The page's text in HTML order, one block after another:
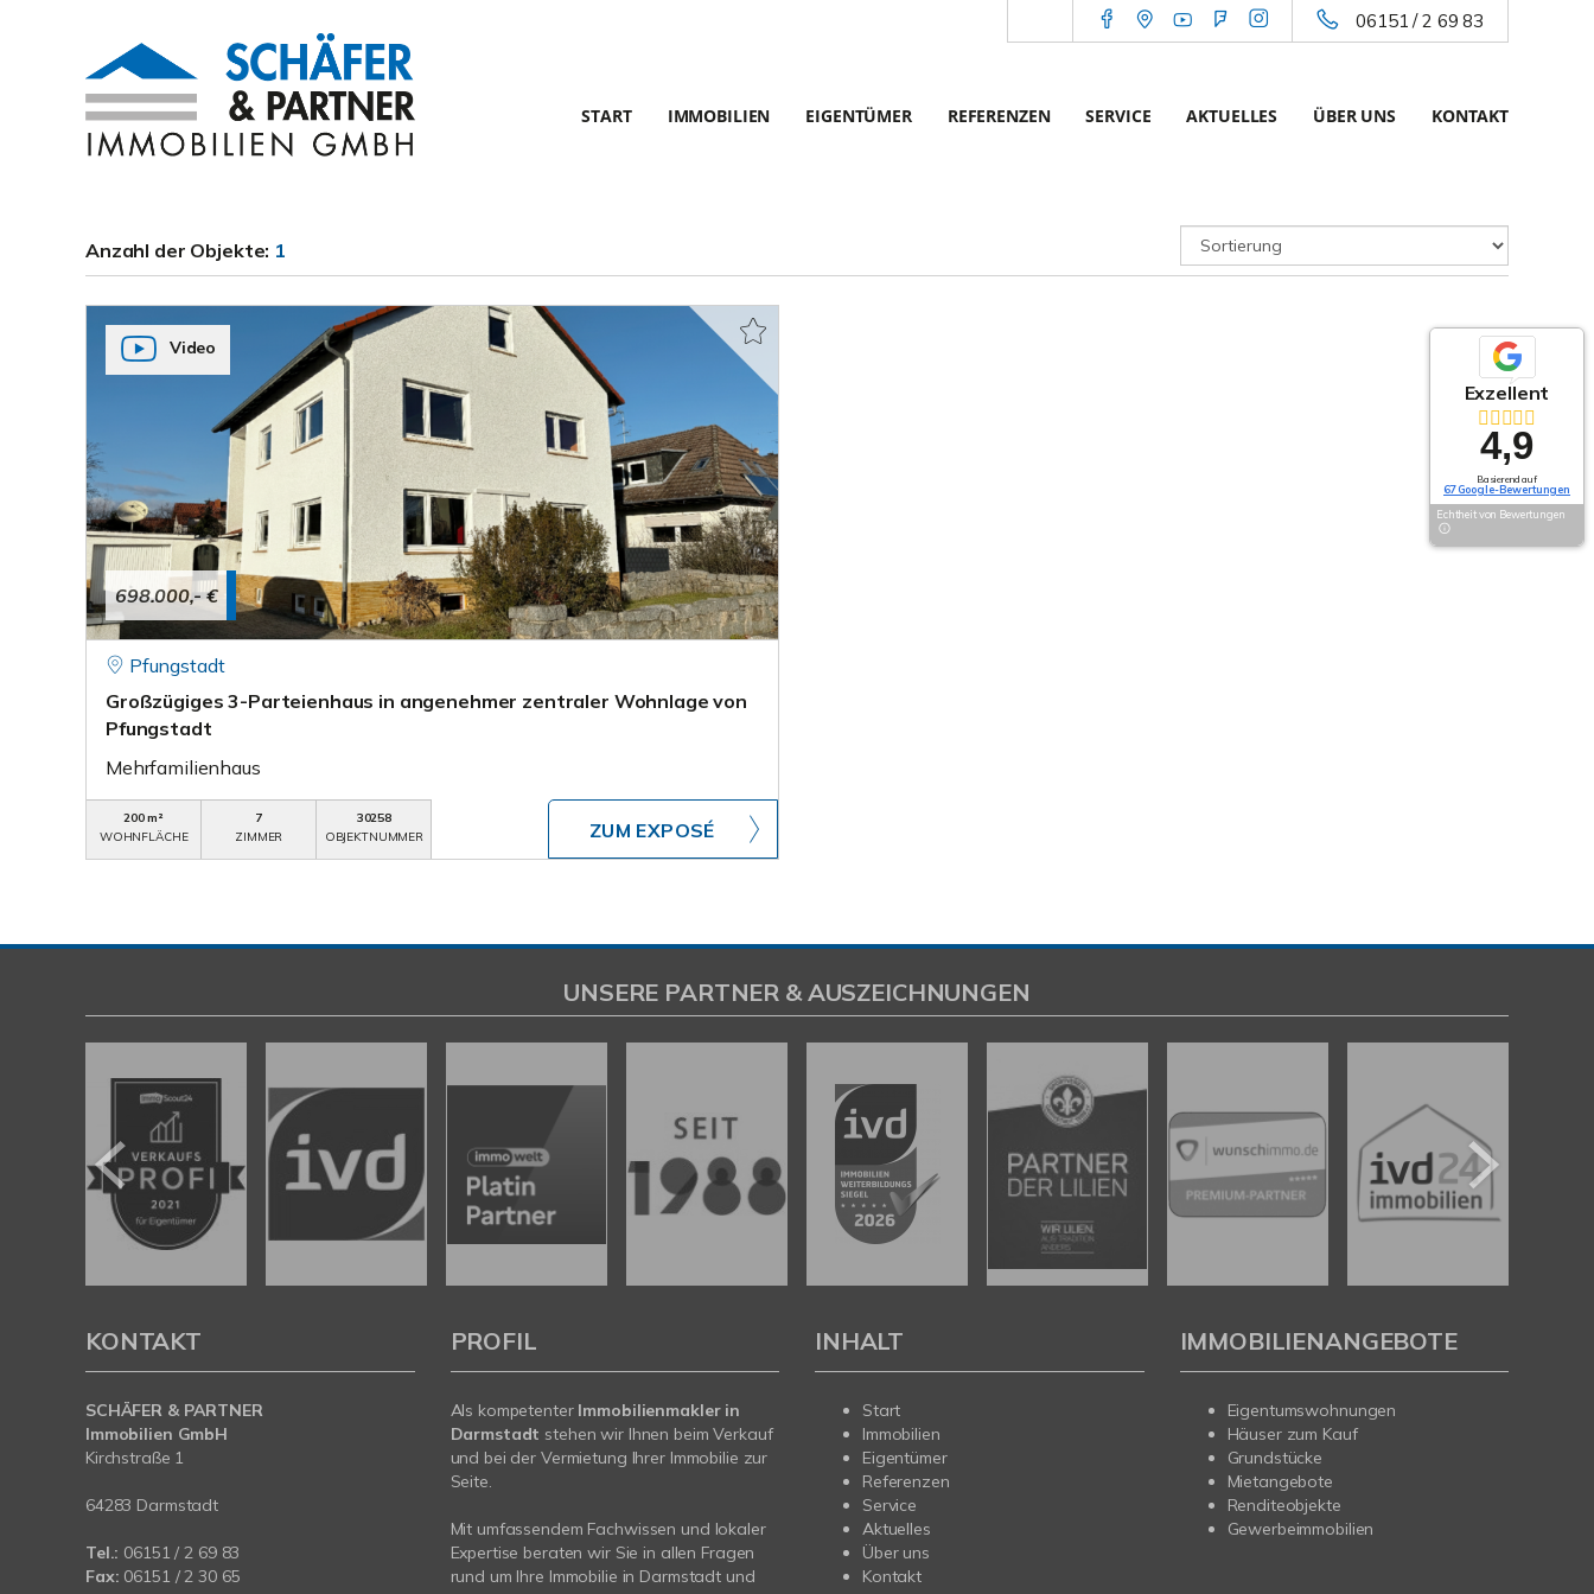
06151 / 2 69 83
START IMMOBILIEN EIGENTÜMER REFERENZEN SERVICE AKTUELLES ÜBER UNS KONTAKT
Anzahl der Objekte: 1
698.000,- €
Video
Pfungstadt
Großzügiges 3-Parteienhaus in angenehmer zentraler Wohnlage von
Pfungstadt
Mehrfamilienhaus
200 m²
WOHNFLÄCHE
7
ZIMMER
30258
OBJEKTNUMMER
ZUM EXPOSÉ
Exzellent
4,9
Basierend auf
67 Google-Bewertungen
Echtheit von Bewertungen
UNSERE PARTNER & AUSZEICHNUNGEN
KONTAKT
SCHÄFER & PARTNER
Immobilien GmbH
Kirchstraße 1
64283 Darmstadt
Tel.: 06151 / 2 69 83
Fax: 06151 / 2 30 65
PROFIL
Als kompetenter Immobilienmakler in
Darmstadt stehen wir Ihnen beim Verkauf
und bei der Vermietung Ihrer Immobilie zur
Seite.
Mit umfassendem Fachwissen und lokaler
Expertise beraten wir Sie in allen Fragen
rund um Ihre Immobilie in Darmstadt und
INHALT
Start
Immobilien
Eigentümer
Referenzen
Service
Aktuelles
Über uns
Kontakt
IMMOBILIENANGEBOTE
Eigentumswohnungen
Häuser zum Kauf
Grundstücke
Mietangebote
Renditeobjekte
Gewerbeimmobilien